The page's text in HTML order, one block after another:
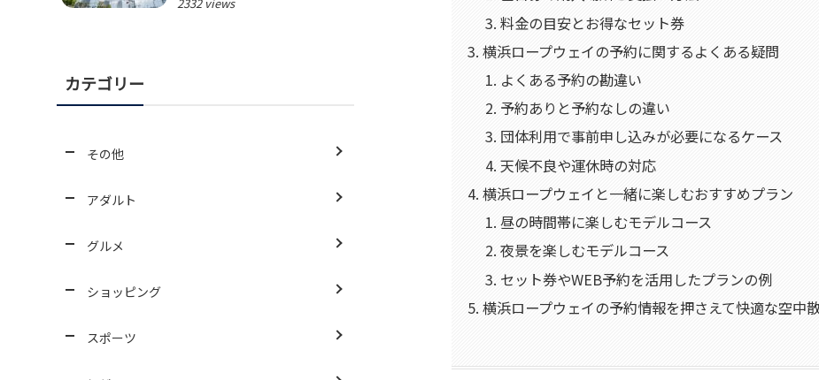
料金の目安とお得なセット券
横浜ロープウェイの予約に関するよくある疑問
よくある予約の勘違い
予約ありと予約なしの違い
団体利用で事前申し込みが必要になるケース
天候不良や運休時の対応
横浜ロープウェイと一緒に楽しむおすすめプラン
昼の時間帯に楽しむモデルコース
夜景を楽しむモデルコース
セット券やWEB予約を活用したプランの例
横浜ロープウェイの予約情報を押さえて快適な空中
カテゴリー
その他
アダルト
グルメ
ショッピング
スポーツ